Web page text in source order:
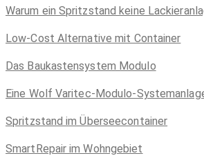
Warum ein Spritzstand keine
Low-Cost Alternative mit Container
Das Baukastensystem Modulo
Eine Wolf Varitec-Modulo-
Spritzstand im Überseecontainer
SmartRepair im Wohngebiet